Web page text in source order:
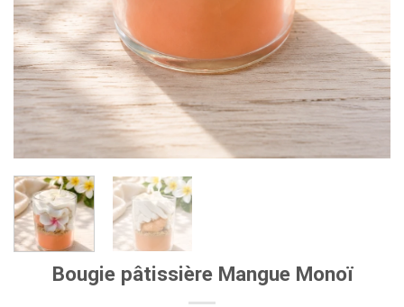
Bougie pâtissière Mangue Monoï